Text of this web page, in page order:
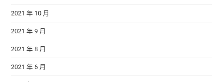
2021 年 10 月
2021 年 9 月
2021 年 8 月
2021 年 6 月